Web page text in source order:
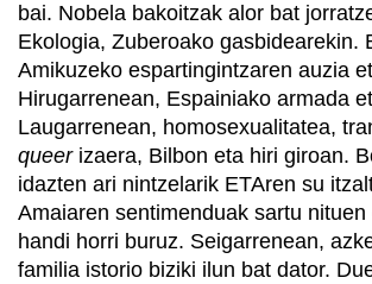
bai. Nobela bakoitzak alor bat
Ekologia, Zuberoako gasbidearekin.
Amikuzeko espartingintzaren auzia
Hirugarrenean, Espainiako armada
Laugarrenean, homosexualitatea,
queerizaera, Bilbon eta hiri giroan.
idazten ari nintzelarik ETAren su
Amaiaren sentimenduak sartu nituen
handi horri buruz. Seigarrenean,
familia istorio biziki ilun bat dator.